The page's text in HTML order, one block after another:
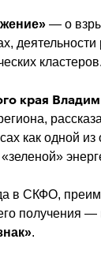
— о
кластеров.
края
,
как одной из
в СКФО,
получения —
.